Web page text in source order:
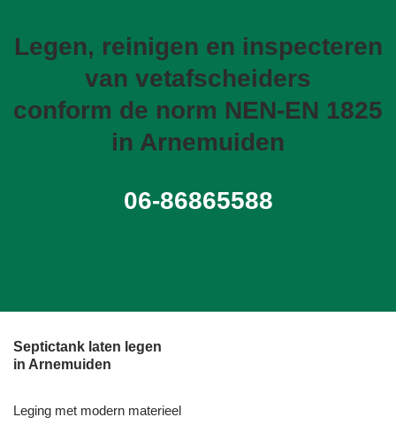
Legen, reinigen en inspecteren
van vetafscheiders
conform de norm NEN-EN 1825
in Arnemuiden
06-86865588
Septictank laten legen
in Arnemuiden
Leging met modern materieel